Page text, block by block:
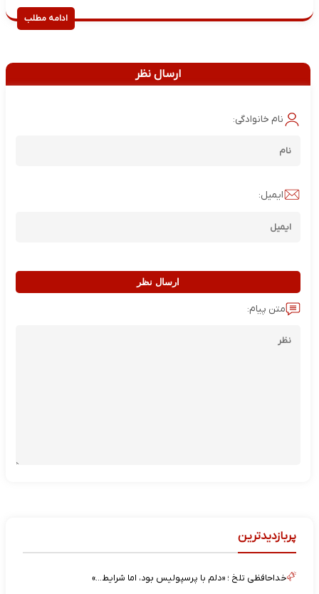
ادامه مطلب
ارسال نظر
نام خانوادگی:
ایمیل:
ارسال نظر
متن پیام:
پربازدیدترین
خداحافظی تلخ ؛ «دلم با پرسپولیس بود، اما شرایط…»